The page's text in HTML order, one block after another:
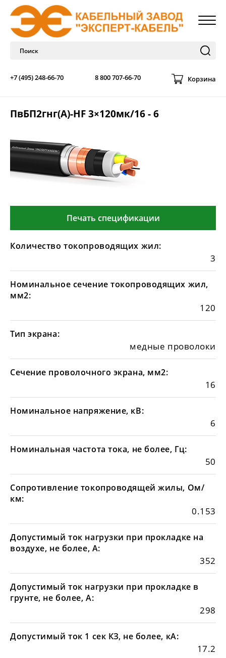
+7 (495) 248-66-70 8 800 707-66-70 Корзина
ПвБП2гнг(А)-HF 3×120мк/16 - 6
Печать спецификации
Количество токопроводящих жил:
3
Номинальное сечение токопроводящих жил,
мм2:
120
Тип экрана:
медные проволоки
Сечение проволочного экрана, мм2:
16
Номинальное напряжение, кВ:
6
Номинальная частота тока, не более, Гц:
50
Сопротивление токопроводящей жилы, Ом/
км:
0.153
Допустимый ток нагрузки при прокладке на
воздухе, не более, А:
352
Допустимый ток нагрузки при прокладке в
грунте, не более, А:
298
Допустимый ток 1 сек КЗ, не более, кА:
17.2